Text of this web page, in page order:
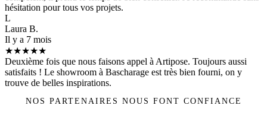
hésitation pour tous vos projets.
L
Laura B.
Il y a 7 mois
★★★★★
Deuxième fois que nous faisons appel à Artipose. Toujours aussi
satisfaits ! Le showroom à Bascharage est très bien fourni, on y
trouve de belles inspirations.
NOS PARTENAIRES NOUS FONT CONFIANCE